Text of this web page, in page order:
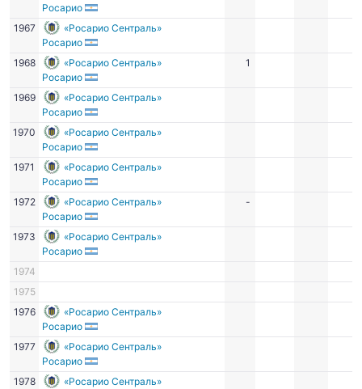
Росарио
1967
«Росарио Сентраль»
Росарио
1968
«Росарио Сентраль»
Росарио
1
1969
«Росарио Сентраль»
Росарио
1970
«Росарио Сентраль»
Росарио
1971
«Росарио Сентраль»
Росарио
1972
«Росарио Сентраль»
Росарио
-
1973
«Росарио Сентраль»
Росарио
1974
1975
1976
«Росарио Сентраль»
Росарио
1977
«Росарио Сентраль»
Росарио
1978
«Росарио Сентраль»